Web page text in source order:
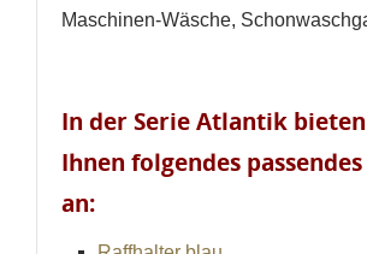
Maschinen-Wäsche,
In der Serie Atlantik
Ihnen folgendes
an: